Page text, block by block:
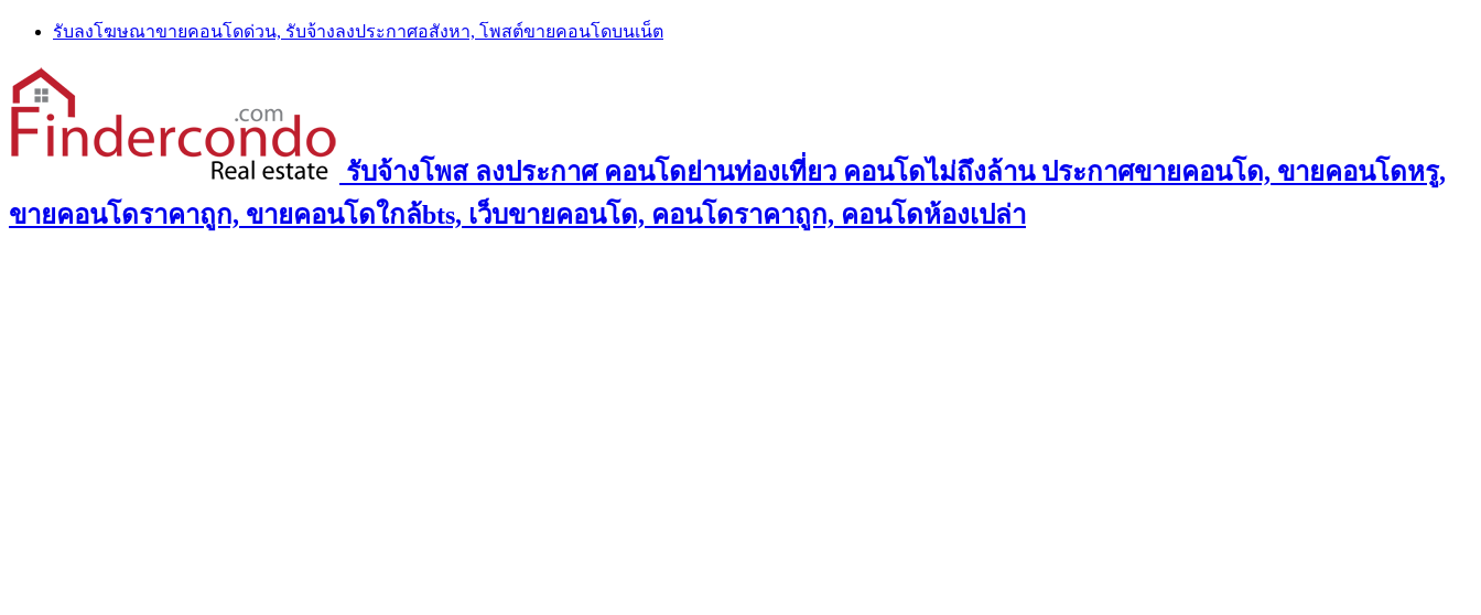
Skip
content
รับลงโฆษณาขายคอนโดด่วน, รับจ้างลงประกาศอสังหา, โพสต์ขายคอนโดบนเน็ต
รับจ้างโพส ลงประกาศ คอนโดย่านท่องเที่ยว คอนโดไม่ถึงล้าน ประกาศขายคอนโด, ขายคอนโดหรู,
ขายคอนโดราคาถูก, ขายคอนโดใกล้bts, เว็บขายคอนโด, คอนโดราคาถูก, คอนโดห้องเปล่า